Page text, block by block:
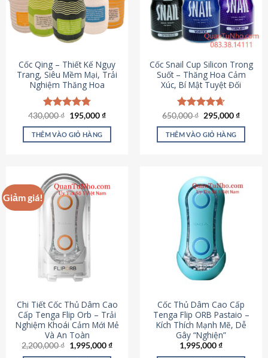
Cốc Qing – Thiết Kế Ngụy
Trang, Siêu Mềm Mại, Trải
Nghiệm Thăng Hoa
Được xếp
hạng4.78
5 sao
430,000₫ Giá
là:
430,000 ₫.
195,000₫Giá
tại
THÊM VÀO GIỎ HÀNG
Cốc Snail Cup Silicon Trong
Suốt – Thăng Hoa Cảm
Xúc, Bí Mật Tuyệt Đối
Được xếp
hạng4.69
5 sao
650,000₫ Giá
là:
650,000 ₫.
295,000₫Giá
tại
THÊM VÀO GIỎ HÀNG
Giảm giá!
Chi Tiết Cốc Thủ Dâm Cao
Cấp Tenga Flip Orb – Trải
Nghiệm Khoái Cảm Mới Mẻ
Và An Toàn
2,200,000₫ Giá
gốc
1,995,000₫Giá
Cốc Thủ Dâm Cao Cấp
Tenga Flip ORB Pastaio –
Kích Thích Mạnh Mẽ, Dễ
Gây “Nghiện”
1,995,000₫